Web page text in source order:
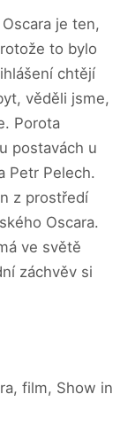
je ten,
to bylo
chtějí
věděli jsme,
Porota
postavách u
Petr Pelech.
z prostředí
Oscara.
ve světě
záchvěv si
film, Show in